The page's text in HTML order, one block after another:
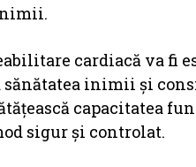
cardiacă va fi
inimii și
capacitatea
sigur și controlat.